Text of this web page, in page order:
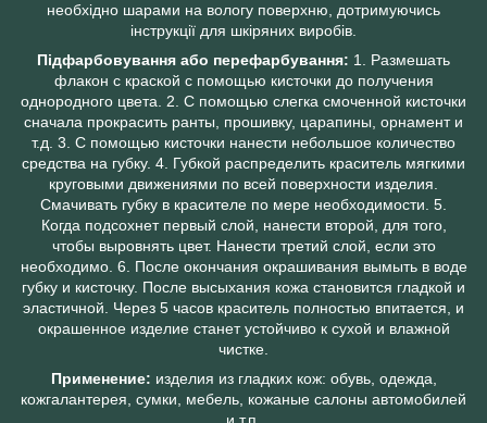
необхідно шарами на вологу поверхню, дотримуючись
інструкції для шкіряних виробів.
Підфарбовування або перефарбування: 1. Размешать
флакон с краской с помощью кисточки до получения
однородного цвета. 2. С помощью слегка смоченной кисточки
сначала прокрасить ранты, прошивку, царапины, орнамент и
т.д. 3. С помощью кисточки нанести небольшое количество
средства на губку. 4. Губкой распределить краситель мягкими
круговыми движениями по всей поверхности изделия.
Смачивать губку в красителе по мере необходимости. 5.
Когда подсохнет первый слой, нанести второй, для того,
чтобы выровнять цвет. Нанести третий слой, если это
необходимо. 6. После окончания окрашивания вымыть в воде
губку и кисточку. После высыхания кожа становится гладкой и
эластичной. Через 5 часов краситель полностью впитается, и
окрашенное изделие станет устойчиво к сухой и влажной
чистке.
Применение: изделия из гладких кож: обувь, одежда,
кожгалантерея, сумки, мебель, кожаные салоны автомобилей